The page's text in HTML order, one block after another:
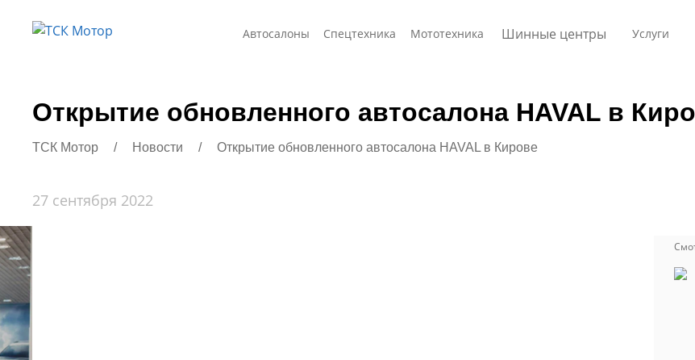
Автосалоны Спецтехника Мототехника Шинные центры Услуги
Открытие обновленного автосалона HAVAL в
ТСК Мотор / Новости / Открытие обновленного автосалона HAVAL в Кирове
27 сентября 2022